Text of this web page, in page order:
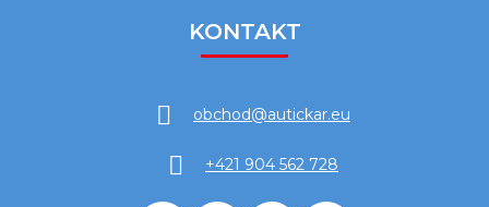
KONTAKT
obchod@autickar.eu
+421 904 562 728